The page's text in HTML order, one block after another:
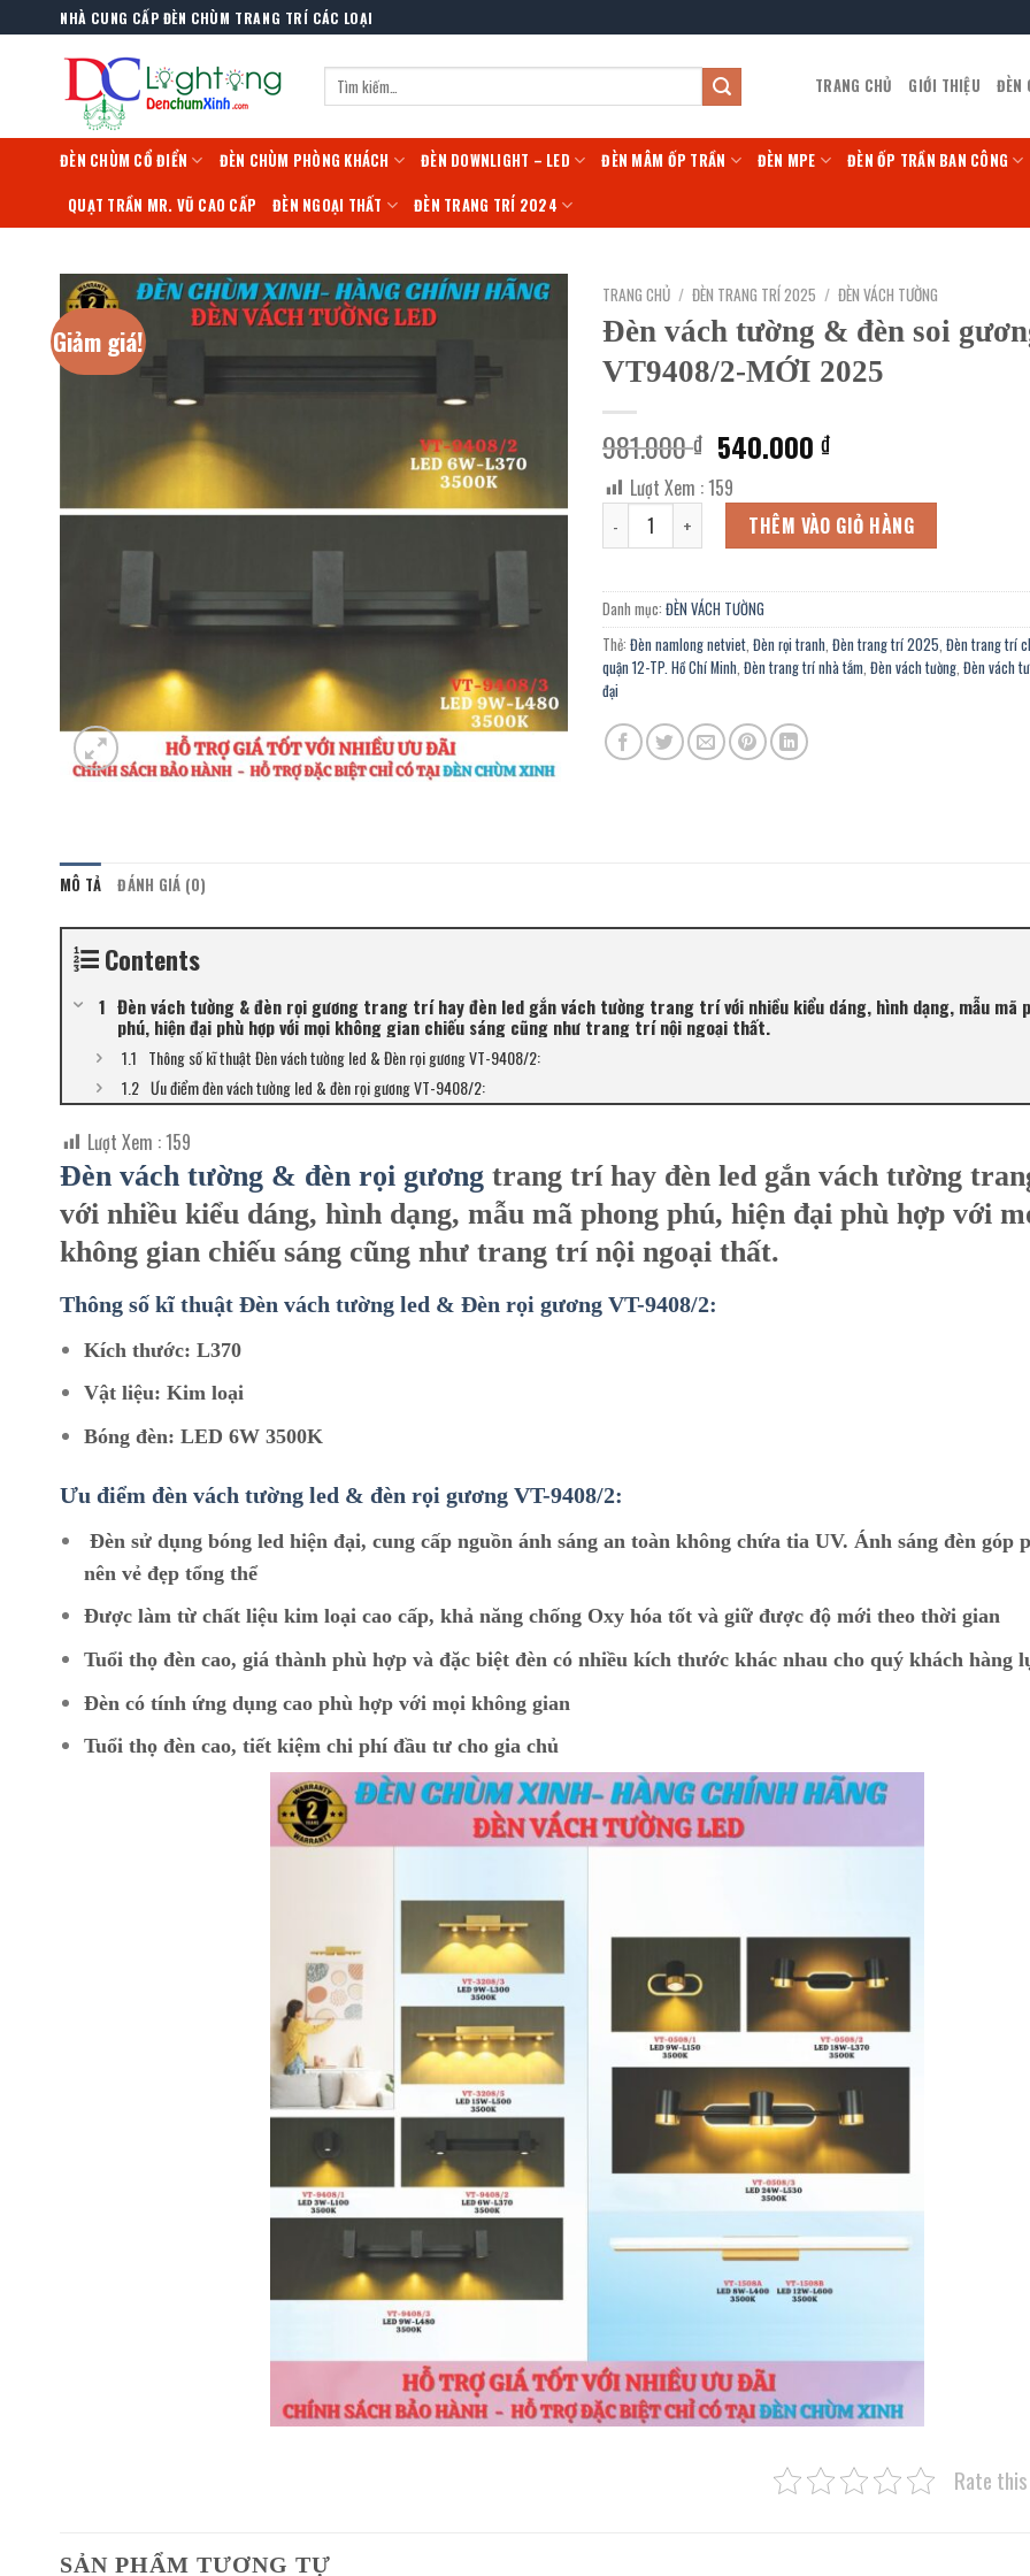
to
NHÀ CUNG CẤP ĐÈN CHÙM TRANG TRÍ CÁC LOẠI
Tìm
kiếm:
TRANG CHỦ GIỚI THIỆU ĐÈN
ĐÈN CHÙM CỔ ĐIỂN ĐÈN CHÙM PHÒNG KHÁCH ĐÈN DOWNLIGHT – LED ĐÈN MÂM ỐP TRẦN ĐÈN MPE ĐÈN ỐP TRẦN BAN CÔNG
QUẠT TRẦN MR. VŨ CAO CẤP ĐÈN NGOẠI THẤT ĐÈN TRANG TRÍ 2024
Giảm giá!
TRANG CHỦ / ĐÈN TRANG TRÍ 2025 / ĐÈN VÁCH TƯỜNG
Đèn vách tường & đèn soi
VT9408/2-MỚI 2025
981.000₫ Giá
gốc
là:
981.000 ₫.
540.000₫Giá
tại
là:
540.000 ₫.
Lượt Xem :159
Đèn vách tường & đèn soi gương VT9408/2-MỚI 2025 số
THÊM VÀO GIỎ HÀNG
Danh mục: ĐÈN VÁCH TƯỜNG
Thẻ: Đèn namlong netviet Đèn rọi tranh Đèn trang trí 2025 Đèn trang trí
quận 12-TP. Hồ Chí Minh Đèn trang trí nhà tắm Đèn vách tường Đèn vách
đại
MÔ TẢ ĐÁNH GIÁ (0)
Contents
Đèn vách tường & đèn rọi gương trang trí hay đèn led gắn vách tường trang trí với nhiều kiểu dáng, hình dạng, mẫu mã
phú, hiện đại phù hợp với mọi không gian chiếu sáng cũng như trang trí nội ngoại thất.
Thông số kĩ thuật Đèn vách tường led & Đèn rọi gương VT-9408/2:
Ưu điểm đèn vách tường led & đèn rọi gương VT-9408/2:
Lượt Xem :159
Đèn vách tường & đèn rọi gương trang trí hay đèn ledgắn vách tường
với nhiều kiểu dáng, hình dạng, mẫu mã phong phú, hiện đại phù hợp với
không gian chiếu sáng cũng như trang trí nội ngoại thất.
Thông số kĩ thuật Đèn vách tường led & Đèn rọi gương VT-9408/2:
Kích thước: L370
Vật liệu: Kim loại
Bóng đèn: LED 6W 3500K
Ưu điểm đèn vách tường led & đèn rọi gương VT-9408/2:
Đèn sử dụng bóng led hiện đại, cung cấp nguồn ánh sáng an toàn không chứa tia UV. Ánh sáng đèn góp
nên vẻ đẹp tổng thể
Được làm từ chất liệu kim loại cao cấp, khả năng chống Oxy hóa tốt và giữ được độ mới theo thời gian
Tuổi thọ đèn cao, giá thành phù hợp và đặc biệt đèn có nhiều kích thước khác nhau cho quý khách hàng
Đèn có tính ứng dụng cao phù hợp với mọi không gian
Tuổi thọ đèn cao, tiết kiệm chi phí đầu tư cho gia chủ
Rate
SẢN PHẨM TƯƠNG TỰ